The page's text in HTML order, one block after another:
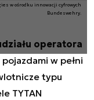
w ośrodku innowacji cyfrowych
Bundeswehry.
operatora
w pełni
typu
TYTAN